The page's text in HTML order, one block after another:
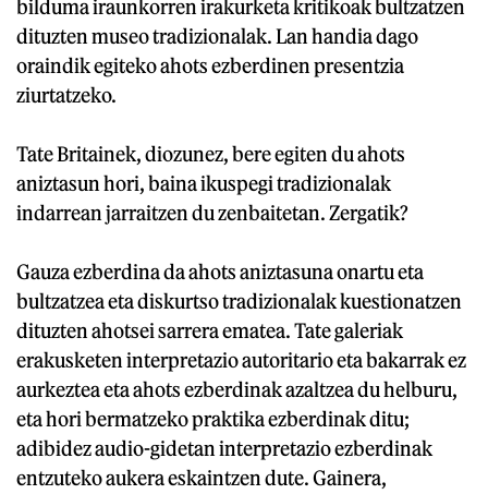
bilduma iraunkorren irakurketa kritikoak bultzatzen
dituzten museo tradizionalak. Lan handia dago
oraindik egiteko ahots ezberdinen presentzia
ziurtatzeko.
Tate Britainek, diozunez, bere egiten du ahots
aniztasun hori, baina ikuspegi tradizionalak
indarrean jarraitzen du zenbaitetan. Zergatik?
Gauza ezberdina da ahots aniztasuna onartu eta
bultzatzea eta diskurtso tradizionalak kuestionatzen
dituzten ahotsei sarrera ematea. Tate galeriak
erakusketen interpretazio autoritario eta bakarrak ez
aurkeztea eta ahots ezberdinak azaltzea du helburu,
eta hori bermatzeko praktika ezberdinak ditu;
adibidez audio-gidetan interpretazio ezberdinak
entzuteko aukera eskaintzen dute. Gainera,